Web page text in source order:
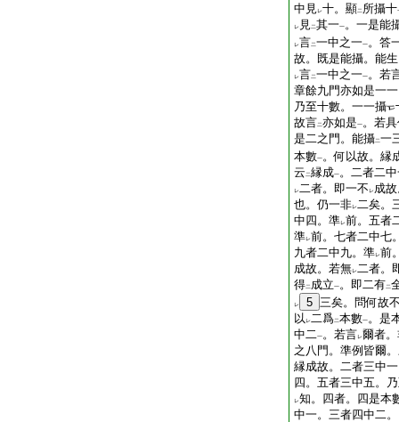
中見レ十。顯二 所攝十
レ 見二其一一。一是能
レ言二一中之一一。答
故。既是能攝。能
レ言二一中之一一。若
章餘九門亦如是一
乃至十數。一一攝
故言二亦如是一。若
是二之門。能攝二一
本數一。何以故。縁
云 二縁成一。二者二
レ二者。即一不 レ成
也。仍一非レ二矣。
中四。準レ前。五者
準レ前。七者二中七
九者二中九。準レ前
成故。若無レ二者。
得二 成立一。即二有二
レ 5 三矣。問何故
以 レ二爲二本數一。是
中二一。若言レ爾者
之八門。準例皆爾
縁成故。二者三中
四。五者三中五。
レ知。四者。四是本
中一。三者四中二